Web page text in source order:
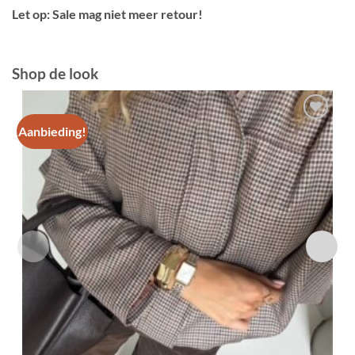
Let op: Sale mag niet meer retour!
Shop de look
Aanbieding!
Toevoegen
aan
verlanglijst